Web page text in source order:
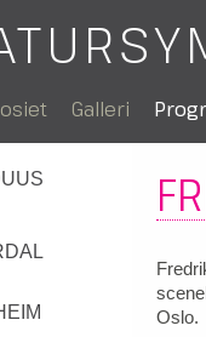
Galleri
Oslo.